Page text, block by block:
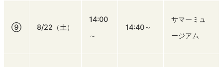
⑨ 8/22（土）
14:00
～
14:40～
サマーミュ
ージアム